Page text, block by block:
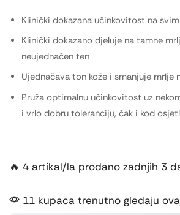
Klinički dokazana učinkovitost na
Klinički dokazano djeluje na tamne
neujednačen ten
Ujednačava ton kože i smanjuje mrlje
Pruža optimalnu učinkovitost uz
i vrlo dobru toleranciju, čak i kod
🔥 4 artikal/la prodano zadnjih 3
11 kupaca trenutno gledaju